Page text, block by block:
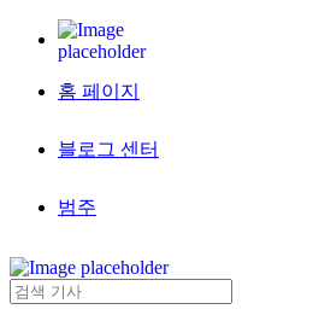
홈 페이지
블로그 센터
범주